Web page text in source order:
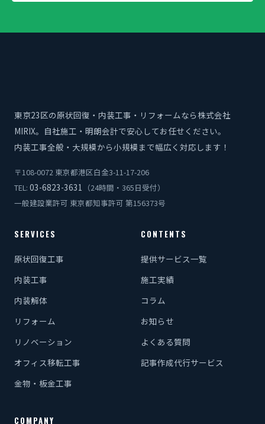
東京23区の原状回復・内装工事・リフォームなら株式会社
MIRIX。自社施工・明朗会計で安心してお任せください。
内装工事全般・大規模から小規模まで幅広く対応します！
〒108-0072 東京都港区白金3-11-17-206
TEL: 03-6823-3631
（24時間・365日受付）
一般建設業許可 東京都知事許可 第156373号
SERVICES
原状回復工事
内装工事
内装解体
リフォーム
リノベーション
オフィス移転工事
金物・板金工事
CONTENTS
提供サービス一覧
施工実績
コラム
お知らせ
よくある質問
記事作成代行サービス
COMPANY